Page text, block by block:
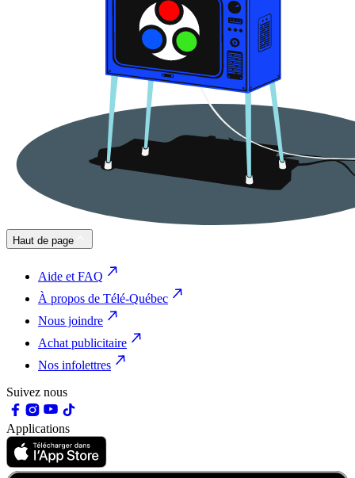
Haut de page
Aide et FAQ
À propos de Télé-Québec
Nous joindre
Achat publicitaire
Nos infolettres
Suivez nous
Applications